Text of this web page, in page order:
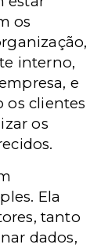
os
interno,
e
os clientes
os
Ela
tanto
dados,